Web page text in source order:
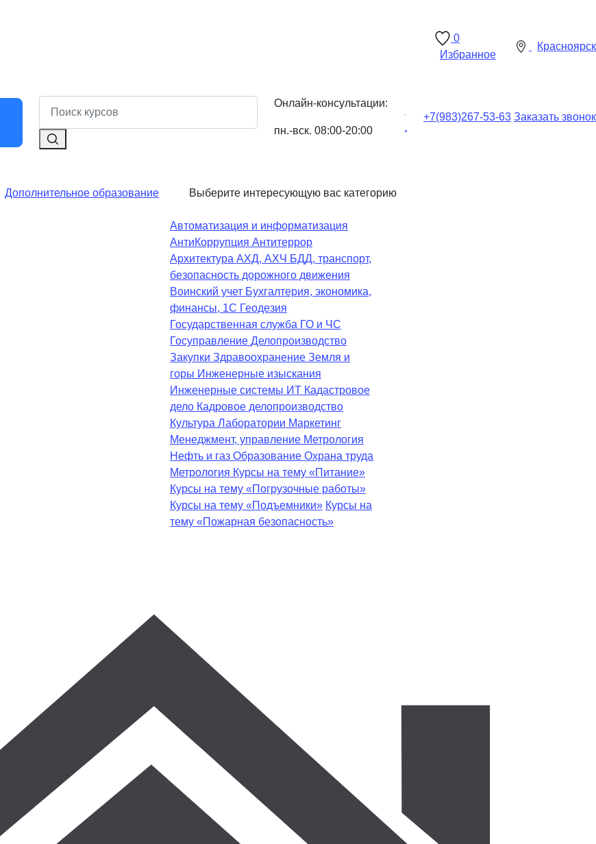
0
Избранное
Красноярск
Онлайн-консультации:
пн.-вск. 08:00-20:00
+7(983)267-53-63 Заказать звонок
Дополнительное образование Выберите интересующую вас категорию
Автоматизация и информатизация
АнтиКоррупция Антитеррор
Архитектура АХД, АХЧ БДД, транспорт,
безопасность дорожного движения
Воинский учет Бухгалтерия, экономика,
финансы, 1С Геодезия
Государственная служба ГО и ЧС
Госуправление Делопроизводство
Закупки Здравоохранение Земля и
горы Инженерные изыскания
Инженерные системы ИТ Кадастровое
дело Кадровое делопроизводство
Культура Лаборатории Маркетинг
Менеджмент, управление Метрология
Нефть и газ Образование Охрана труда
Метрология Курсы на тему «Питание»
Курсы на тему «Погрузочные работы»
Курсы на тему «Подъемники» Курсы на
тему «Пожарная безопасность»